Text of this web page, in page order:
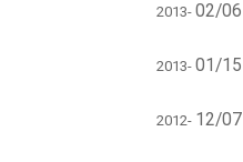
2013- 02/06
2013- 01/15
2012- 12/07